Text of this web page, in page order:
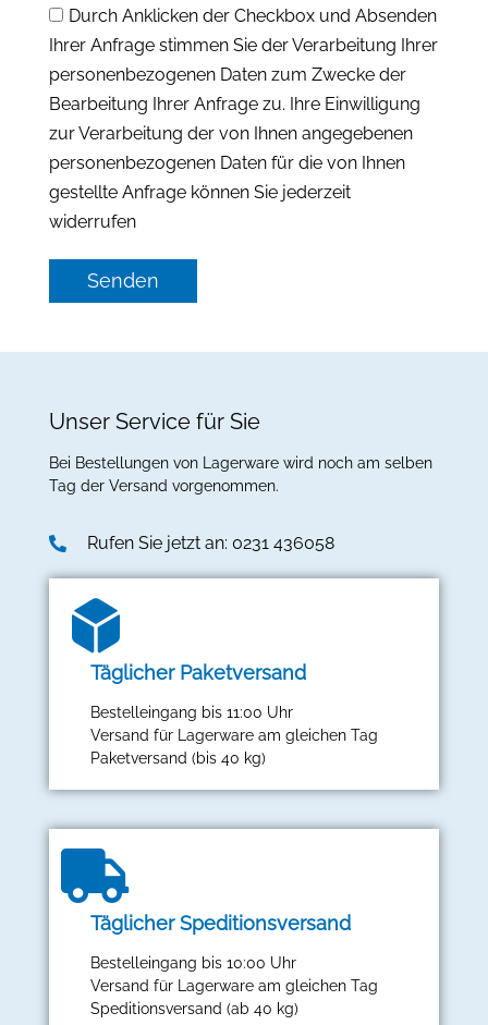
Durch Anklicken der Checkbox und Absenden
Ihrer Anfrage stimmen Sie der Verarbeitung Ihrer
personenbezogenen Daten zum Zwecke der
Bearbeitung Ihrer Anfrage zu. Ihre Einwilligung
zur Verarbeitung der von Ihnen angegebenen
personenbezogenen Daten für die von Ihnen
gestellte Anfrage können Sie jederzeit
widerrufen
Senden
Unser Service für Sie
Bei Bestellungen von Lagerware wird noch am selben
Tag der Versand vorgenommen.
Rufen Sie jetzt an: 0231 436058
Täglicher Paketversand
Bestelleingang bis 11:00 Uhr
Versand für Lagerware am gleichen Tag
Paketversand (bis 40 kg)
Täglicher Speditionsversand
Bestelleingang bis 10:00 Uhr
Versand für Lagerware am gleichen Tag
Speditionsversand (ab 40 kg)